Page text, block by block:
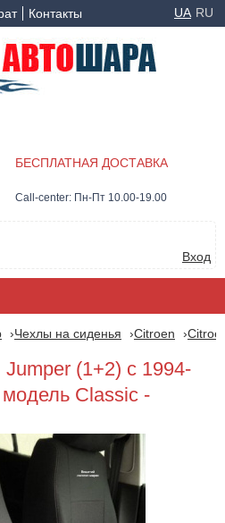
Контакты UA RU
БЕСПЛАТНАЯ ДОСТАВКА
Call-center: Пн-Пт 10.00-19.00
Вход
Чехлы на сиденья Citroen
(1+2) с 1994-
модель Classic -